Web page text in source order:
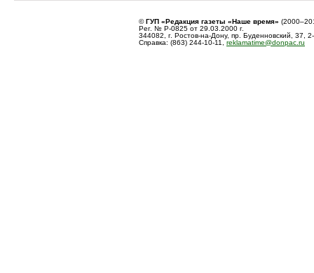
©ГУП «Редакция газеты «Наше время»
Рег. № Р-0825 от 29.03.2000 г.
344082, г. Ростов-на-Дону, пр. Буденновский, 37,
Справка: (863) 244-10-11, reklamatime@donpac.ru